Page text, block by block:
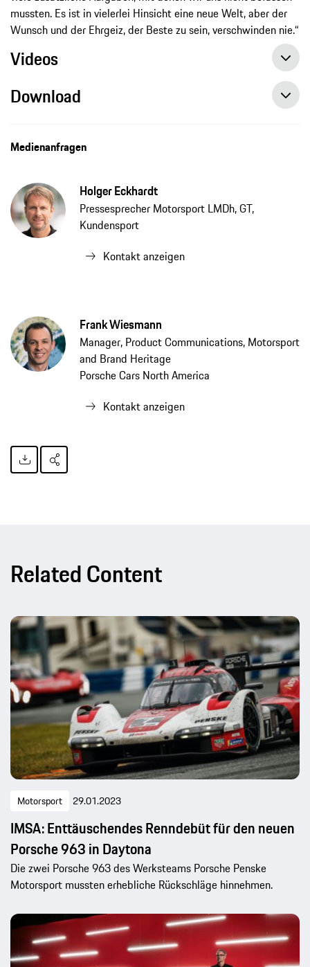
mussten. Es ist in vielerlei Hinsicht eine neue Welt, aber der
Wunsch und der Ehrgeiz, der Beste zu sein, verschwinden nie.“
Videos
Download
Medienanfragen
Holger Eckhardt
Pressesprecher Motorsport LMDh, GT,
Kundensport
Kontakt anzeigen
Frank Wiesmann
Manager, Product Communications, Motorsport
and Brand Heritage
Porsche Cars North America
Kontakt anzeigen
Related Content
Motorsport 29.01.2023
IMSA: Enttäuschendes Renndebüt für den neuen
Porsche 963 in Daytona
Die zwei Porsche 963 des Werksteams Porsche Penske
Motorsport mussten erhebliche Rückschläge hinnehmen.